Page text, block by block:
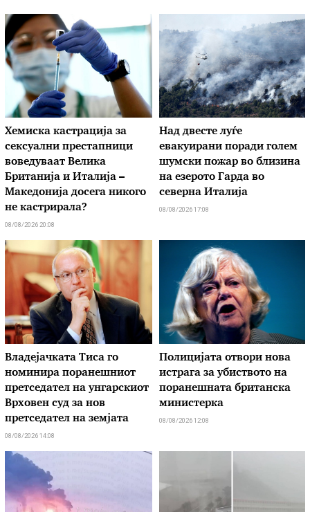
Хемиска кастрација за
сексуални престапници
воведуваат Велика
Британија и Италија –
Македонија досега никого
не кастрирала?
08/08/2026 20:08
Над двесте луѓе
евакуирани поради голем
шумски пожар во близина
на езерото Гарда во
северна Италија
08/08/2026 17:08
Владејачката Тиса го
номинира поранешниот
претседател на унгарскиот
Врховен суд за нов
претседател на земјата
08/08/2026 14:08
Полицијата отвори нова
истрага за убиството на
поранешната британска
министерка
08/08/2026 12:08